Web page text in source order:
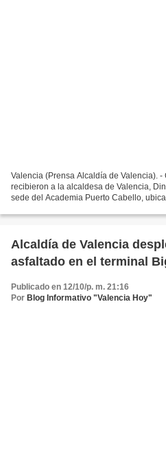
Valencia (Prensa Alcaldía de Valencia).
recibieron a la alcaldesa de Valencia,
sede del Academia Puerto Cabello,
Alcaldía de Valencia
asfaltado en el terminal
Publicado en 12/10/p. m. 21:16
Por Blog Informativo "Valencia Hoy"